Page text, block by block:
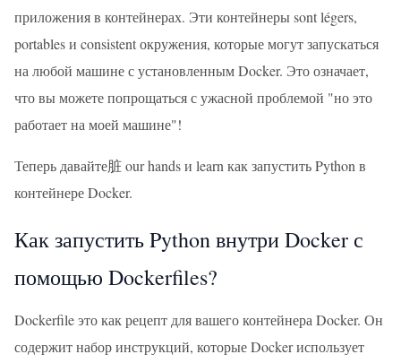
приложения в контейнерах. Эти контейнеры sont légers,
portables и consistent окружения, которые могут запускаться
на любой машине с установленным Docker. Это означает,
что вы можете попрощаться с ужасной проблемой "но это
работает на моей машине"!
Теперь давайте脏 our hands и learn как запустить Python в
контейнере Docker.
Как запустить Python внутри Docker с
помощью Dockerfiles?
Dockerfile это как рецепт для вашего контейнера Docker. Он
содержит набор инструкций, которые Docker использует